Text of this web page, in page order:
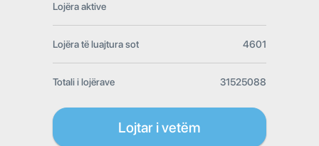
Lojëra aktive
Lojëra të luajtura sot 4601
Totali i lojërave 31525088
Lojtar i vetëm